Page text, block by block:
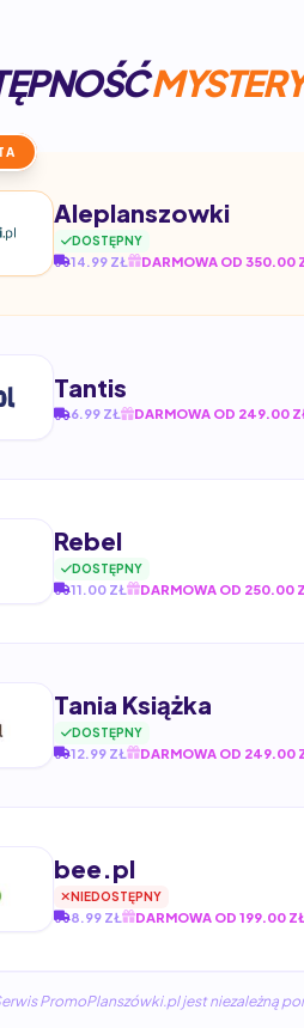
Aleplanszowki
DOSTĘPNY
14.99 ZŁ DARMOWA OD 350.00
Tantis
6.99 ZŁ DARMOWA OD 249.00
Rebel
DOSTĘPNY
11.00 ZŁ DARMOWA OD 250.00
Tania Książka
DOSTĘPNY
12.99 ZŁ DARMOWA OD 249.00
bee.pl
NIEDOSTĘPNY
8.99 ZŁ DARMOWA OD 199.00 ZŁ
PromoPlanszówki.pl jest niezależną